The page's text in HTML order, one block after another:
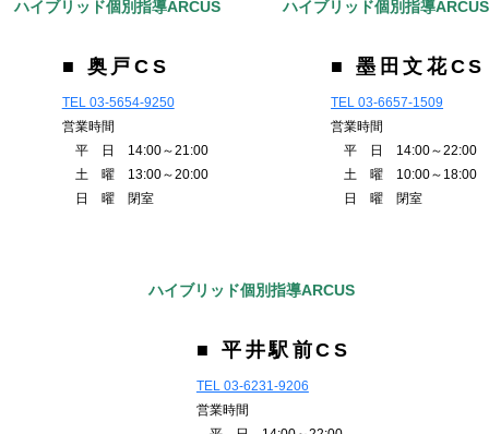
ハイブリッド個別指導ARCUS
■ 奥戸CS
TEL 03-5654-9250
営業時間
平 日 14:00～21:00
土 曜 13:00～20:00
日 曜 閉室
ハイブリッド個別指導ARCUS
■ 墨田文花CS
TEL 03-6657-1509
営業時間
平 日 14:00～22:00
土 曜 10:00～18:00
日 曜 閉室
ハイブリッド個別指導ARCUS
■ 平井駅前CS
TEL 03-6231-9206
営業時間